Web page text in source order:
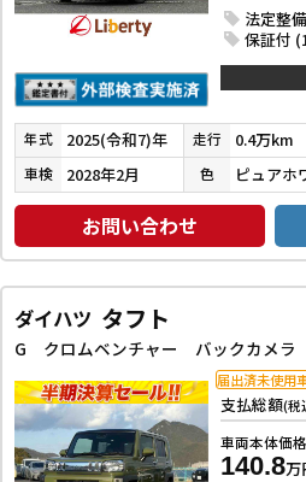
法定整
保証付
年式 2025(令和7)年 走行 0.4万km
車検 2028年2月 色
お問い合わせ
ダイハツ タフト
支払総額(税
車両本体価
140.8万
届出済未使用